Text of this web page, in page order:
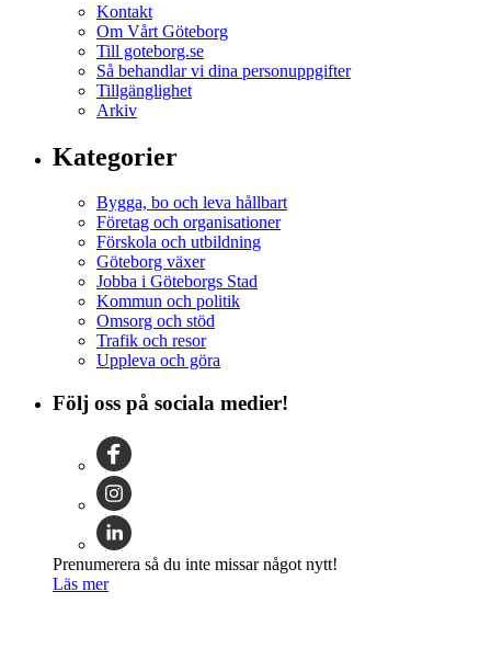
Kontakt
Om Vårt Göteborg
Till goteborg.se
Så behandlar vi dina personuppgifter
Tillgänglighet
Arkiv
Kategorier
Bygga, bo och leva hållbart
Företag och organisationer
Förskola och utbildning
Göteborg växer
Jobba i Göteborgs Stad
Kommun och politik
Omsorg och stöd
Trafik och resor
Uppleva och göra
Följ oss på sociala medier!
Prenumerera så du inte missar något nytt!
Läs mer